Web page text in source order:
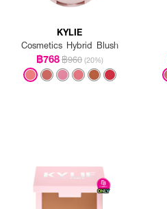
KYLIE
Cosmetics Hybrid Blush
฿768฿960 (20%)